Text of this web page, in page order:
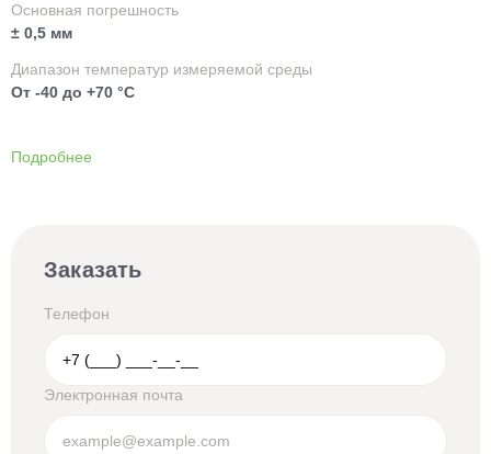
Основная погрешность
± 0,5 мм
Диапазон температур измеряемой среды
От -40 до +70 °C
Подробнее
Заказать
Телефон
Электронная почта